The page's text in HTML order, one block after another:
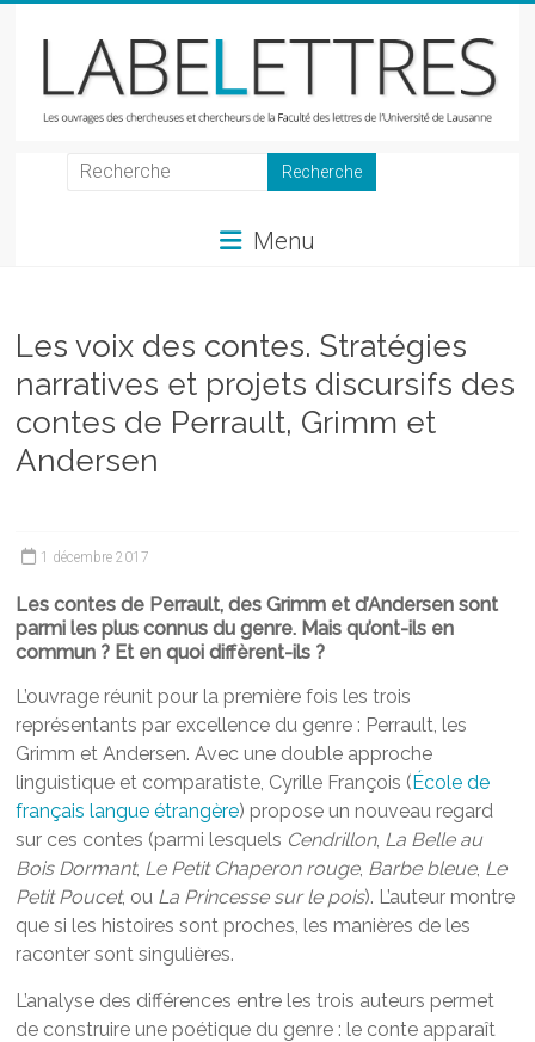
LabeLettres
et
chercheurs
de
la
Faculté
des
Menu
Les voix des contes. Stratégies
narratives et projets discursifs des
contes de Perrault, Grimm et
Andersen
1 décembre 2017
Les contes de Perrault, des Grimm et d’Andersen sont
parmi les plus connus du genre. Mais qu’ont-ils en
commun ? Et en quoi diffèrent-ils ?
L’ouvrage réunit pour la première fois les trois
représentants par excellence du genre : Perrault, les
Grimm et Andersen. Avec une double approche
linguistique et comparatiste, Cyrille François (École de
français langue étrangère) propose un nouveau regard
sur ces contes (parmi lesquels Cendrillon, La Belle au
Bois Dormant, Le Petit Chaperon rouge, Barbe bleue, Le
Petit Poucet, ou La Princesse sur le pois). L’auteur montre
que si les histoires sont proches, les manières de les
raconter sont singulières.
L’analyse des différences entre les trois auteurs permet
de construire une poétique du genre : le conte apparaît